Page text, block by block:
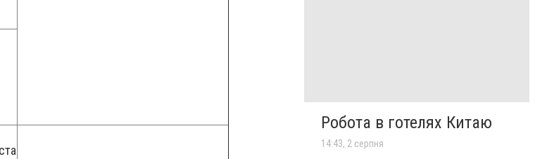
Робота в готелях Китаю
14:43, 2 серпня